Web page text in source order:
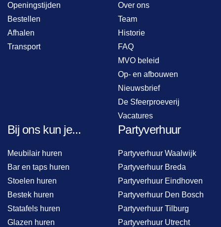
Openingstijden
Bestellen
Afhalen
Transport
Over ons
Team
Historie
FAQ
MVO beleid
Op- en afbouwen
Nieuwsbrief
De Sfeerproeverij
Vacatures
Bij ons kun je...
Meubilair huren
Bar en taps huren
Stoelen huren
Bestek huren
Statafels huren
Glazen huren
Partyverhuur
Partyverhuur Waalwijk
Partyverhuur Breda
Partyverhuur Eindhoven
Partyverhuur Den Bosch
Partyverhuur Tilburg
Partyverhuur Utrecht